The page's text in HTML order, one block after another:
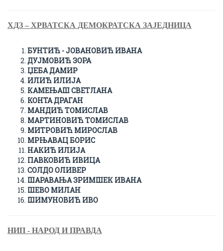
ХДЗ – ХРВАТСКА ДЕМОКРАТСКА ЗАЈЕДНИЦА
БУНТИЋ - ЈОВАНОВИЋ ИВАНА
ДУЈМОВИЋ ЗОРА
ЏЕБА ДАМИР
ИЛИЋ ИЛИЈА
КАМЕЊАШ СВЕТЛАНА
КОНТА ДРАГАН
МАНДИЋ ТОМИСЛАВ
МАРТИНОВИЋ ТОМИСЛАВ
МИТРОВИЋ МИРОСЛАВ
МРЊАВАЦ БОРИС
НАКИЋ ИЛИЈА
ПАВКОВИЋ ИВИЦА
СОЛДО ОЛИВЕР
ШАРАВАЊА ЗРИМШЕК ИВАНА
ШЕВО МИЛАН
ШИМУНОВИЋ ИВО
НИП - НАРОД И ПРАВДА